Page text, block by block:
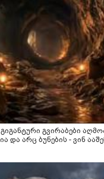
გვირაბები
და არც ბუნების - ვინ